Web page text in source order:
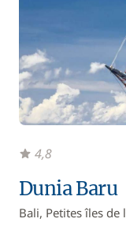
Dunia Baru
Bali, Petites îles de
4,8